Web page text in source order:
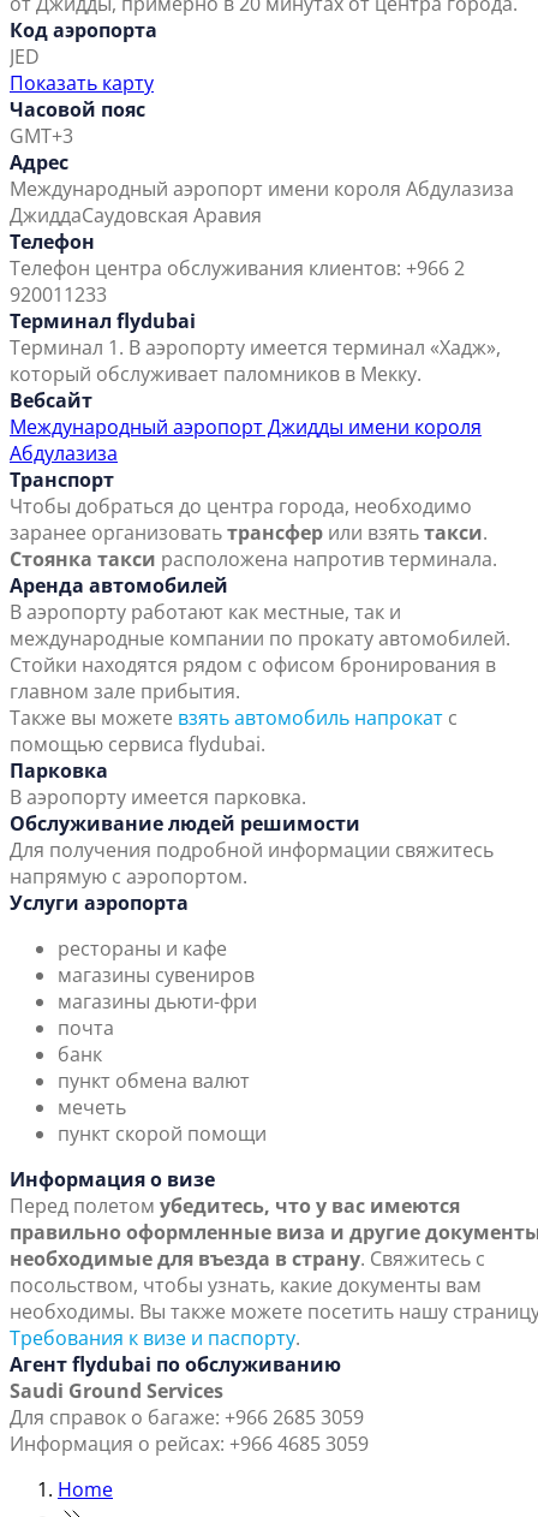
Код аэропорта
JED
Показать карту
Часовой пояс
GMT+3
Адрес
Международный аэропорт имени короля Абдулазиза
ДжиддаСаудовская Аравия
Телефон
Телефон центра обслуживания клиентов: +966 2
920011233
Терминал flydubai
Терминал 1. В аэропорту имеется терминал «Хадж»,
который обслуживает паломников в Мекку.
Вебсайт
Международный аэропорт Джидды имени короля
Абдулазиза
Транспорт
Чтобы добраться до центра города, необходимо
заранее организоватьтрансфер или взятьтакси.
Стоянка такси расположена напротив терминала.
Аренда автомобилей
В аэропорту работают как местные, так и
международные компании по прокату автомобилей.
Стойки находятся рядом с офисом бронирования в
главном зале прибытия.
Также вы можете взять автомобиль напрокат с
помощью сервиса flydubai.
Парковка
В аэропорту имеется парковка.
Обслуживание людей решимости
Для получения подробной информации свяжитесь
напрямую с аэропортом.
Услуги аэропорта
рестораны и кафе
магазины сувениров
магазины дьюти-фри
почта
банк
пункт обмена валют
мечеть
пункт скорой помощи
Информация о визе
Перед полетом убедитесь, что у вас имеются
правильно оформленные виза и другие
необходимые для въезда в страну. Свяжитесь с
посольством, чтобы узнать, какие документы вам
необходимы. Вы также можете посетить нашу
Требования к визе и паспорту.
Агент flydubai по обслуживанию
Saudi Ground Services
Для справок о багаже: +966 2685 3059
Информация о рейсах: +966 4685 3059
Home